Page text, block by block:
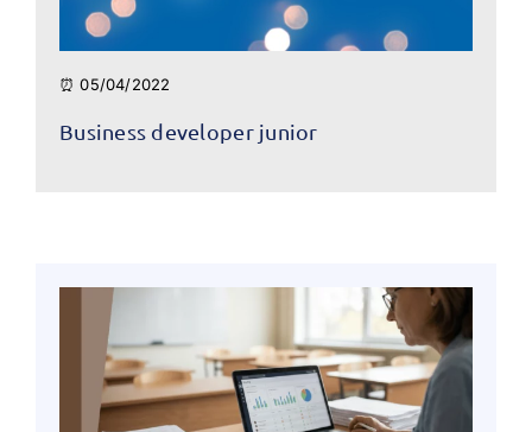
⏰ 05/04/2022
Business developer junior